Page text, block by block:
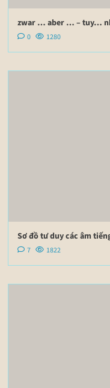
zwar … aber … – tuy…
0 1280
Sơ đồ tư duy các âm
7 1822